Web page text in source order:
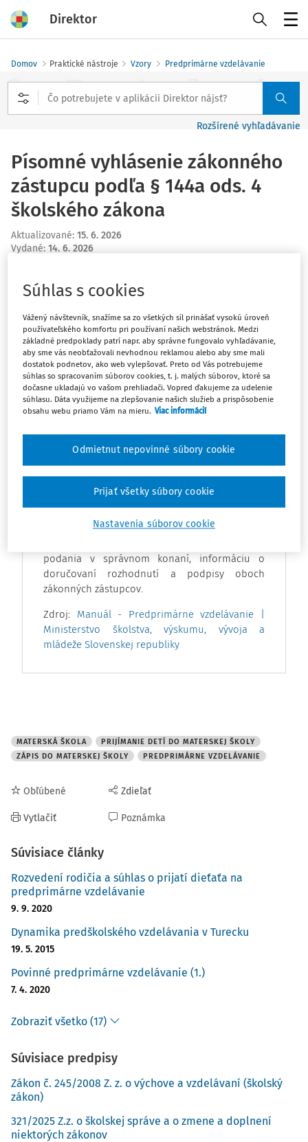
Direktor
Domov Praktické nástroje Vzory Predprimárne vzdelávanie
Rozšírené vyhľadávanie
Písomné vyhlásenie zákonného
zástupcu podľa § 144a ods. 4
školského zákona
Aktualizované: 15. 6. 2026
Vydané: 14. 6. 2026
Príloha obsahuje vzor písomného vyhlásenia zákonných
podpisovanie podaní týkajúcich sa výchovy a
vzdelávania dieťaťa v správnom konaní. Vzor zároveň
upravuje, že rozhodnutia budú doručované len určenému
zákonnému zástupcovi.
VZOR
zákonných zástupcov podľa § 144a ods. 4
zákonných zástupcov a dieťaťa, určenie
podania v správnom konaní, informáciu o
doručovaní rozhodnutí a podpisy oboch
zákonných zástupcov.
Zdroj: Manuál - Predprimárne vzdelávanie |
Ministerstvo školstva, výskumu, vývoja a
mládeže Slovenskej republiky
MATERSKÁ ŠKOLA
PRIJÍMANIE DETÍ DO MATERSKEJ ŠKOLY
ZÁPIS DO MATERSKEJ ŠKOLY
PREDPRIMÁRNE VZDELÁVANIE
Obľúbené
Vytlačiť
Zdieľať
Poznámka
Súvisiace články
Rozvedení rodičia a súhlas o prijatí dieťaťa na
predprimárne vzdelávanie
9. 9. 2020
Dynamika predškolského vzdelávania v Turecku
19. 5. 2015
Povinné predprimárne vzdelávanie (1.)
7. 4. 2020
Zobraziť všetko (17)
Súvisiace predpisy
Zákon č. 245/2008 Z. z. o výchove a vzdelávaní (školský
zákon)
321/2025 Z.z. o školskej správe a o zmene a doplnení
niektorých zákonov
Súhlas s cookies
Vážený návštevník, snažíme sa zo všetkých síl prinášať vysokú úroveň
používateľského komfortu pri používaní našich webstránok. Medzi
základné predpoklady patrí napr. aby správne fungovalo vyhľadávanie,
aby sme vás neobťažovali nevhodnou reklamou alebo aby sme mali
dostatok podnetov, ako web vylepšovať. Preto od Vás potrebujeme
súhlas so spracovaním súborov cookies, t. j. malých súborov, ktoré sa
dočasne ukladajú vo vašom prehliadači. Vopred ďakujeme za udelenie
súhlasu. Dáta využijeme na zlepšovanie našich služieb a prispôsobenie
obsahu webu priamo Vám na mieru. Viac informácií
Nastavenia súborov cookie
Odmietnut nepovinné súbory cookie
Prijať všetky súbory cookie